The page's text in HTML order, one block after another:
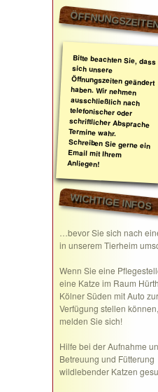
Bitte beachten Sie, dass
sich unsere
Öffnungszeiten geändert
haben. Wir nehmen
ausschließlich nach
telefonischer oder
schriftlicher Absprache
Termine wahr.
Schreiben Sie gerne ein
Email mit Ihrem
Anliegen!
WICHTIGE INFOS
…bevor Sie sich nach
in unserem Tierheim
Wenn Sie eine
eine Katze im Raum
Kölner Süden mit Auto zur
Verfügung stellen können,
melden Sie sich!
Hilfe bei der Aufnahme
Betreuung und Fütterung
wildlebender Katzen